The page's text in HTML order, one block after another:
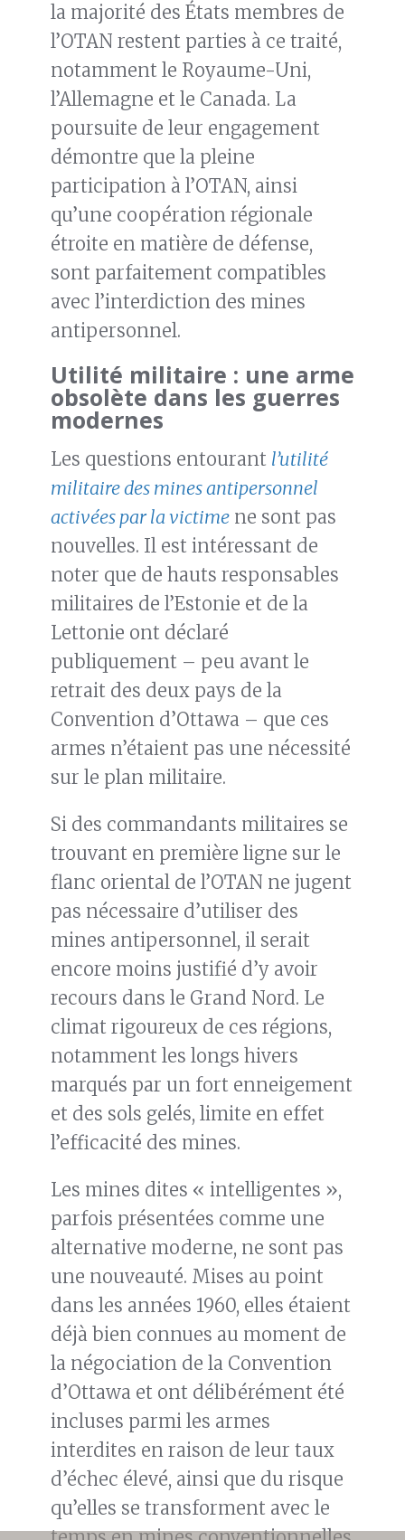
la majorité des États membres de
l’OTAN restent parties à ce traité,
notamment le Royaume-Uni,
l’Allemagne et le Canada. La
poursuite de leur engagement
démontre que la pleine
participation à l’OTAN, ainsi
qu’une coopération régionale
étroite en matière de défense,
sont parfaitement compatibles
avec l’interdiction des mines
antipersonnel.
Utilité militaire : une arme
obsolète dans les guerres
modernes
Les questions entourant l’utilité
militaire des mines antipersonnel
activées par la victime ne sont pas
nouvelles. Il est intéressant de
noter que de hauts responsables
militaires de l’Estonie et de la
Lettonie ont déclaré
publiquement – peu avant le
retrait des deux pays de la
Convention d’Ottawa – que ces
armes n’étaient pas une nécessité
sur le plan militaire.
Si des commandants militaires se
trouvant en première ligne sur le
flanc oriental de l’OTAN ne jugent
pas nécessaire d’utiliser des
mines antipersonnel, il serait
encore moins justifié d’y avoir
recours dans le Grand Nord. Le
climat rigoureux de ces régions,
notamment les longs hivers
marqués par un fort enneigement
et des sols gelés, limite en effet
l’efficacité des mines.
Les mines dites « intelligentes »,
parfois présentées comme une
alternative moderne, ne sont pas
une nouveauté. Mises au point
dans les années 1960, elles étaient
déjà bien connues au moment de
la négociation de la Convention
d’Ottawa et ont délibérément été
incluses parmi les armes
interdites en raison de leur taux
d’échec élevé, ainsi que du risque
qu’elles se transforment avec le